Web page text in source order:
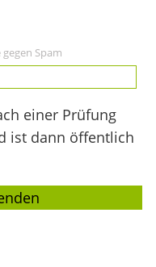
Spam
einer Prüfung
ist dann öffentlich